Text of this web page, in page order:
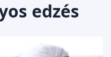
edzés